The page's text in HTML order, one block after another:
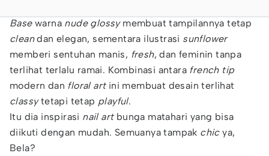
Basewarna nude glossymembuat tampilannya tetap
cleandan elegan, sementara ilustrasi sunflower
memberi sentuhan manis, fresh, dan feminin tanpa
terlihat terlalu ramai. Kombinasi antara french tip
modern dan floral artini membuat desain terlihat
classytetapi tetap playful.
Itu dia inspirasi nail artbunga matahari yang bisa
diikuti dengan mudah. Semuanya tampak chicya,
Bela?